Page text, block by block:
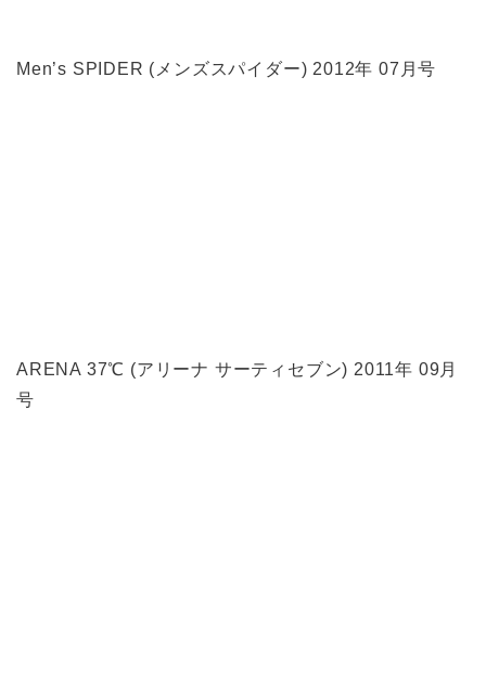
Men’s SPIDER (メンズスパイダー) 2012年 07月号
ARENA 37℃ (アリーナ サーティセブン) 2011年 09月
号